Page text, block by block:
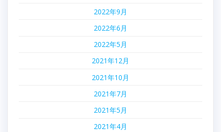
2022年9月
2022年6月
2022年5月
2021年12月
2021年10月
2021年7月
2021年5月
2021年4月